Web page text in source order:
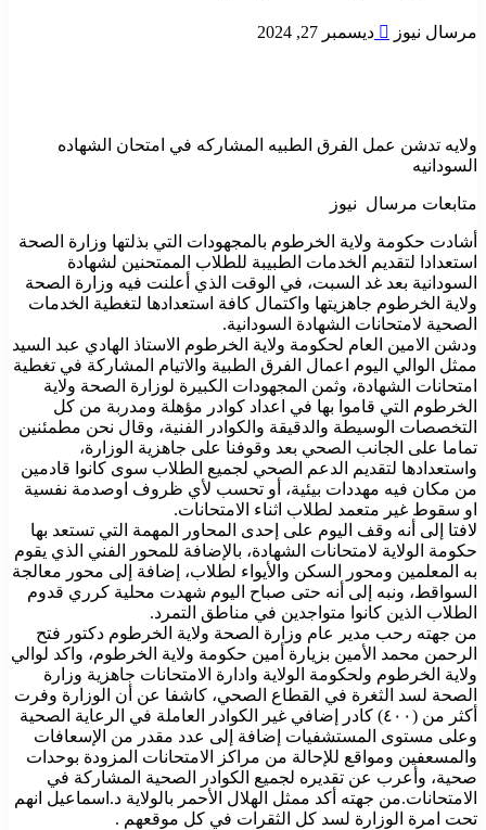
مرسال نيوز
أرسل
ديسمبر 27, 2024
ولايه تدشن عمل الفرق الطبيه المشاركه في امتحان الشهاده
السودانيه
متابعات مرسال نيوز
أشادت حكومة ولاية الخرطوم بالمجهودات التي بذلتها وزارة الصحة
استعدادا لتقديم الخدمات الطبيبة للطلاب الممتحنين لشهادة
السودانية بعد غد السبت، في الوقت الذي أعلنت فيه وزارة الصحة
ولاية الخرطوم جاهزيتها واكتمال كافة استعدادها لتغطية الخدمات
الصحية لامتحانات الشهادة السودانية.
ودشن الامين العام لحكومة ولاية الخرطوم الاستاذ الهادي عبد السيد
ممثل الوالي اليوم اعمال الفرق الطبية والاتيام المشاركة في تغطية
امتحانات الشهادة، وثمن المجهودات الكبيرة لوزارة الصحة ولاية
الخرطوم التي قاموا بها في اعداد كوادر مؤهلة ومدربة من كل
التخصصات الوسيطة والدقيقة والكوادر الفنية، وقال نحن مطمئنين
تماما على الجانب الصحي بعد وقوفنا على جاهزية الوزارة،
واستعدادها لتقديم الدعم الصحي لجميع الطلاب سوى كانوا قادمين
من مكان فيه مهددات بيئية، أو تحسب لأي ظروف اوصدمة نفسية
او سقوط غير متعمد لطلاب اثناء الامتحانات.
لافتا إلى أنه وقف اليوم على إحدى المحاور المهمة التي تستعد بها
حكومة الولاية لامتحانات الشهادة، بالإضافة للمحور الفني الذي يقوم
به المعلمين ومحور السكن والأيواء لطلاب، إضافة إلى محور معالجة
السواقط، ونبه إلى أنه حتى صباح اليوم شهدت محلية كرري قدوم
الطلاب الذين كانوا متواجدين في مناطق التمرد.
من جهته رحب مدير عام وزارة الصحة ولاية الخرطوم دكتور فتح
الرحمن محمد الأمين بزيارة أمين حكومة ولاية الخرطوم، واكد لوالي
ولاية الخرطوم ولحكومة الولاية وادارة الامتحانات جاهزية وزارة
الصحة لسد الثغرة في القطاع الصحي، كاشفا عن أن الوزارة وفرت
أكثر من (٤٠٠) كادر إضافي غير الكوادر العاملة في الرعاية الصحية
وعلى مستوى المستشفيات إضافة إلى عدد مقدر من الإسعافات
والمسعفين ومواقع للإحالة من مراكز الامتحانات المزودة بوحدات
صحية، وأعرب عن تقديره لجميع الكوادر الصحية المشاركة في
الامتحانات.من جهته أكد ممثل الهلال الأحمر بالولاية د.اسماعيل انهم
تحت امرة الوزارة لسد كل الثقرات في كل موقعهم .